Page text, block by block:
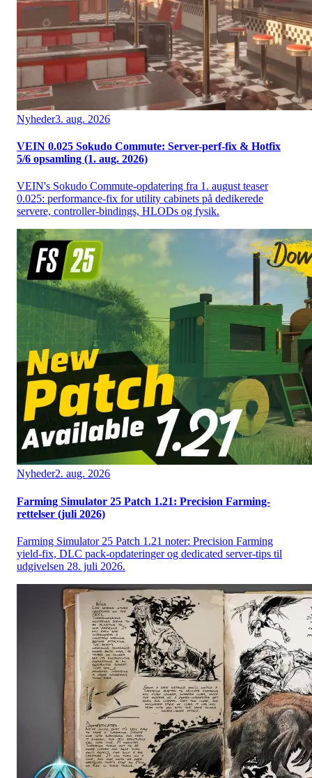
Nyheder3. aug. 2026
VEIN 0.025 Sokudo Commute: Server-perf-fix & Hotfix
5/6 opsamling (1. aug. 2026)
VEIN's Sokudo Commute-opdatering fra 1. august teaser
0.025: performance-fix for utility cabinets på dedikerede
servere, controller-bindings, HLODs og fysik.
Nyheder2. aug. 2026
Farming Simulator 25 Patch 1.21: Precision Farming-
rettelser (juli 2026)
Farming Simulator 25 Patch 1.21 noter: Precision Farming
yield-fix, DLC pack-opdateringer og dedicated server-tips til
udgivelsen 28. juli 2026.